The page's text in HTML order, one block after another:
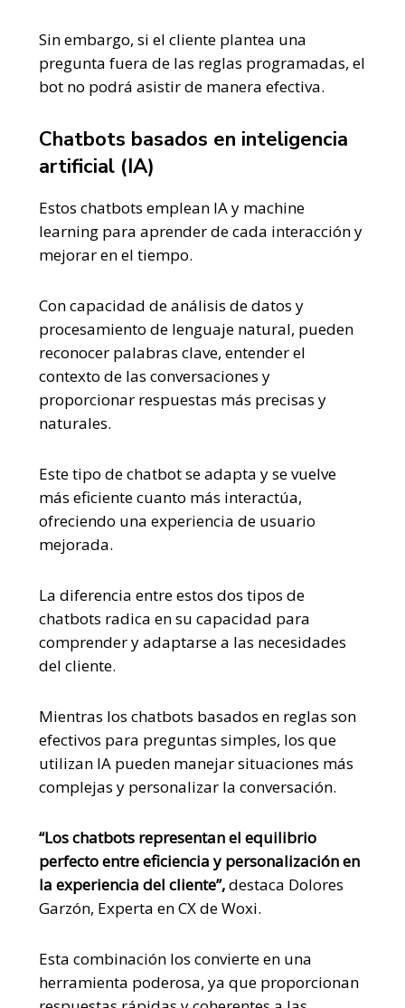
Sin embargo, si el cliente plantea una
pregunta fuera de las reglas programadas, el
bot no podrá asistir de manera efectiva.
Chatbots basados en inteligencia
artificial (IA)
Estos chatbots emplean IA y machine
learning para aprender de cada interacción y
mejorar en el tiempo.
Con capacidad de análisis de datos y
procesamiento de lenguaje natural, pueden
reconocer palabras clave, entender el
contexto de las conversaciones y
proporcionar respuestas más precisas y
naturales.
Este tipo de chatbot se adapta y se vuelve
más eficiente cuanto más interactúa,
ofreciendo una experiencia de usuario
mejorada.
La diferencia entre estos dos tipos de
chatbots radica en su capacidad para
comprender y adaptarse a las necesidades
del cliente.
Mientras los chatbots basados en reglas son
efectivos para preguntas simples, los que
utilizan IA pueden manejar situaciones más
complejas y personalizar la conversación.
“Los chatbots representan el equilibrio
perfecto entre eficiencia y personalización en
la experiencia del cliente”,destaca Dolores
Garzón, Experta en CX de Woxi.
Esta combinación los convierte en una
herramienta poderosa, ya que proporcionan